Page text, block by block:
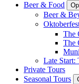
Beer & Food
Beer &
The
The
Late Start:
Private Tours
Seasonal Tours